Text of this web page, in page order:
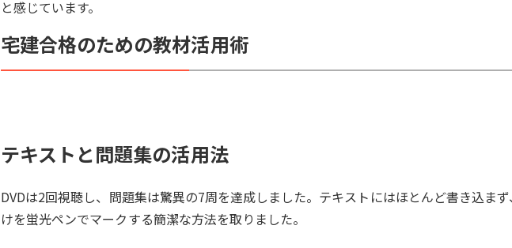
と感じています。
宅建合格のための教材活用術
テキストと問題集の活用法
DVDは2回視聴し、問題集は驚異の7周を達成しました。テキストにはほとんど書き込ま
けを蛍光ペンでマークする簡潔な方法を取りました。